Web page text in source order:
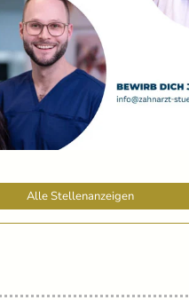
Alle Stellenanzeigen